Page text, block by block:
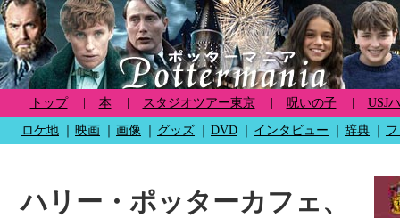
トップ 本 スタジオツアー東京 呪いの子 USJ
ロケ地 映画 画像 グッズ DVD インタビュー 辞典
ハリー・ポッターカフェ、